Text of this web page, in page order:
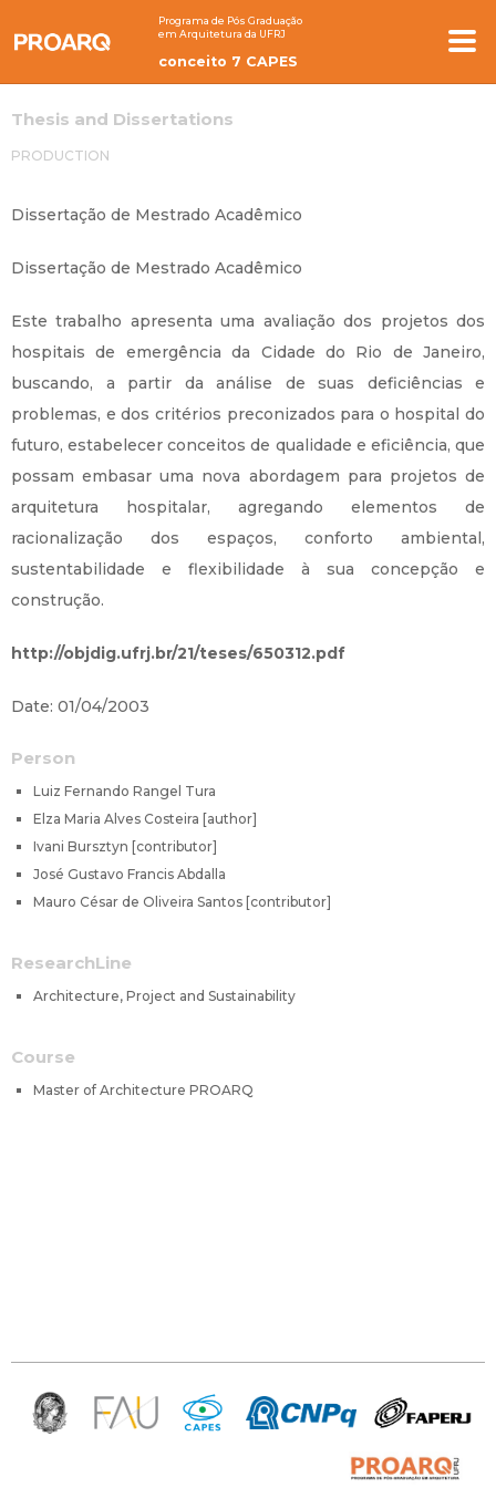
Programa de Pós Graduação
em Arquitetura da UFRJ
conceito 7 CAPES
Thesis and Dissertations
PRODUCTION
Dissertação de Mestrado Acadêmico
Dissertação de Mestrado Acadêmico
Este trabalho apresenta uma avaliação dos projetos dos
hospitais de emergência da Cidade do Rio de Janeiro,
buscando, a partir da análise de suas deficiências e
problemas, e dos critérios preconizados para o hospital do
futuro, estabelecer conceitos de qualidade e eficiência, que
possam embasar uma nova abordagem para projetos de
arquitetura hospitalar, agregando elementos de
racionalização dos espaços, conforto ambiental,
sustentabilidade e flexibilidade à sua concepção e
construção.
http://objdig.ufrj.br/21/teses/650312.pdf
Date: 01/04/2003
Person
Luiz Fernando Rangel Tura
Elza Maria Alves Costeira [author]
Ivani Bursztyn [contributor]
José Gustavo Francis Abdalla
Mauro César de Oliveira Santos [contributor]
ResearchLine
Architecture, Project and Sustainability
Course
Master of Architecture PROARQ